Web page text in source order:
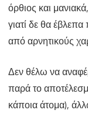
όρθιος και
γιατί δε θα
από αρνητικούς
Δεν θέλω να
παρά το
κάποια άτομα),